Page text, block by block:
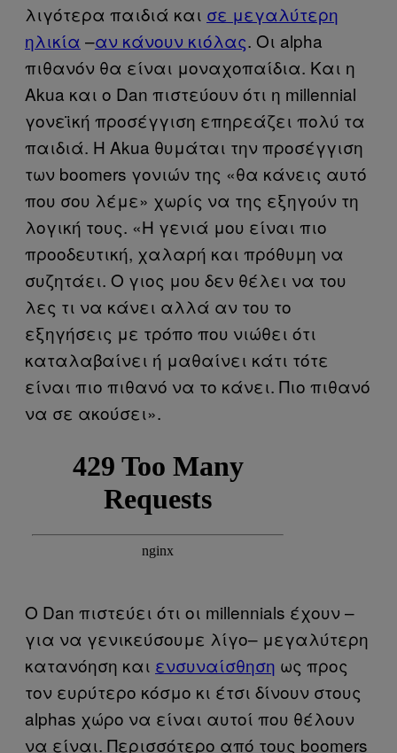
λιγότερα παιδιά και σε μεγαλύτερη
ηλικία –αν κάνουν κιόλας. Οι alpha
πιθανόν θα είναι μοναχοπαίδια. Και η
Akua και ο Dan πιστεύουν ότι η millennial
γονεϊκή προσέγγιση επηρεάζει πολύ τα
παιδιά. Η Akua θυμάται την προσέγγιση
των boomers γονιών της «θα κάνεις αυτό
που σου λέμε» χωρίς να της εξηγούν τη
λογική τους. «Η γενιά μου είναι πιο
προοδευτική, χαλαρή και πρόθυμη να
συζητάει. Ο γιος μου δεν θέλει να του
λες τι να κάνει αλλά αν του το
εξηγήσεις με τρόπο που νιώθει ότι
καταλαβαίνει ή μαθαίνει κάτι τότε
είναι πιο πιθανό να το κάνει. Πιο πιθανό
να σε ακούσει».
Ο Dan πιστεύει ότι οι millennials έχουν –
για να γενικεύσουμε λίγο– μεγαλύτερη
κατανόηση και ενσυναίσθηση ως προς
τον ευρύτερο κόσμο κι έτσι δίνουν στους
alphas χώρο να είναι αυτοί που θέλουν
να είναι. Περισσότερο από τους boomers